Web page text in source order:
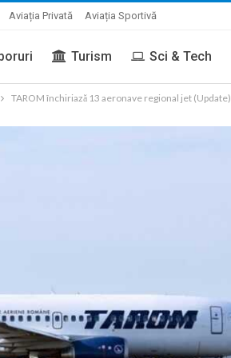
Aviația Privată Aviația Sportivă
Turism Sci & Tech
TAROM închiriază 13 aeronave regional jet (Update)